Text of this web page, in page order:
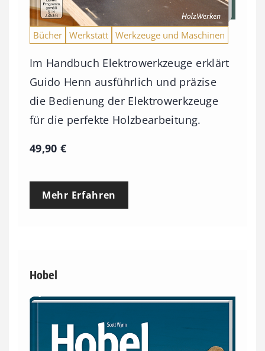
Bücher Werkstatt Werkzeuge und Maschinen
Im Handbuch Elektrowerkzeuge erklärt
Guido Henn ausführlich und präzise
die Bedienung der Elektrowerkzeuge
für die perfekte Holzbearbeitung.
49,90€
Mehr Erfahren
Hobel